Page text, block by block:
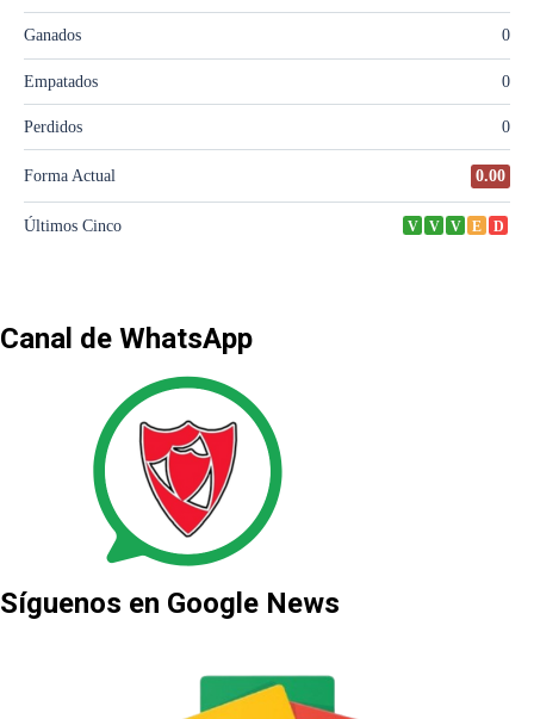
Canal de WhatsApp
Síguenos en Google News